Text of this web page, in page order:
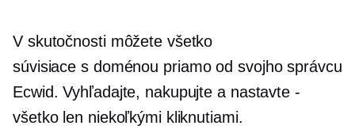
V skutočnosti môžete všetko
súvisiace s doménou priamo od svojho správcu
Ecwid. Vyhľadajte, nakupujte a nastavte -
všetko len niekoľkými kliknutiami.